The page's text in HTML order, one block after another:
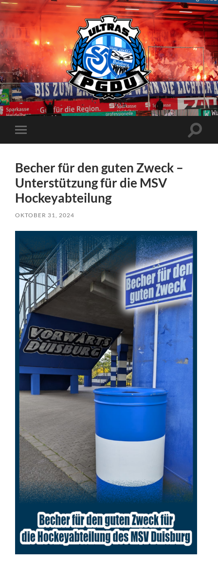
Proud
Generation
Duisburg
Mobile-
Menü
Becher für den guten Zweck –
Unterstützung für die MSV
Hockeyabteilung
OKTOBER 31, 2024